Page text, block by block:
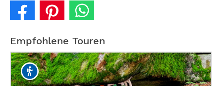
Empfohlene Touren